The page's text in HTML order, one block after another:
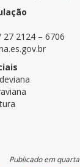
27 2124 – 6706
Publicado em